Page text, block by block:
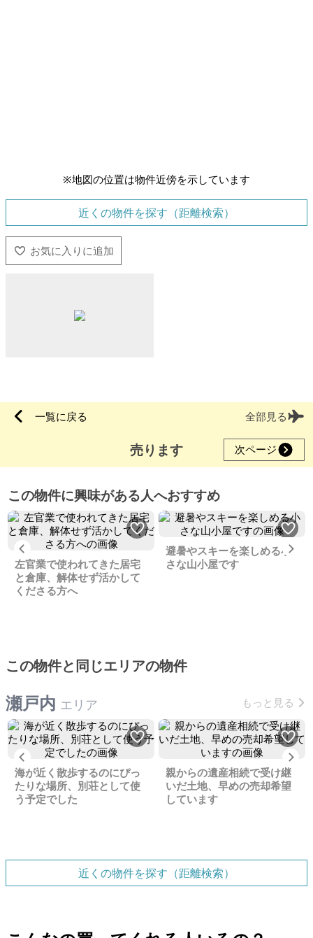
※地図の位置は物件近傍を示しています
近くの物件を探す（距離検索）
一覧に戻る 全部見る
売ります 次ページ
この物件に興味がある人へおすすめ
Previous
左官業で使われてきた居宅
と倉庫、解体せず活かして
くださる方へ
避暑やスキーを楽しめる小
さな山小屋です
この物件と同じエリアの物件
瀬戸内 エリア もっと見る
Previous
海が近く散歩するのにぴっ
たりな場所、別荘として使
う予定でした
親からの遺産相続で受け継
いだ土地、早めの売却希望
しています
近くの物件を探す（距離検索）